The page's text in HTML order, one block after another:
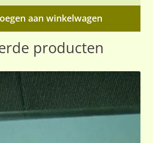
aan winkelwagen
producten